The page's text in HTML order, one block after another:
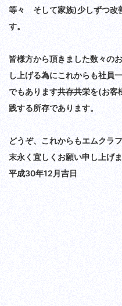
等々 そして家族)少しずつ改
す。
皆様方から頂きました数々の
し上げる為にこれからも社員
でもあります共存共栄を(お客
践する所存であります。
どうぞ、これからもエムクラフ
末永く宜しくお願い申し上げま
平成30年12月吉日